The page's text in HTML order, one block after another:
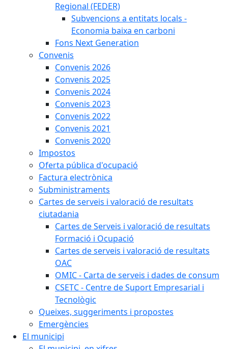
Regional (FEDER)
Subvencions a entitats locals -
Economia baixa en carboni
Fons Next Generation
Convenis
Convenis 2026
Convenis 2025
Convenis 2024
Convenis 2023
Convenis 2022
Convenis 2021
Convenis 2020
Impostos
Oferta pública d'ocupació
Factura electrònica
Subministraments
Cartes de serveis i valoració de resultats
ciutadania
Cartes de Serveis i valoració de resultats
Formació i Ocupació
Cartes de serveis i valoració de resultats
OAC
OMIC - Carta de serveis i dades de consum
CSETC - Centre de Suport Empresarial i
Tecnològic
Queixes, suggeriments i propostes
Emergències
El municipi